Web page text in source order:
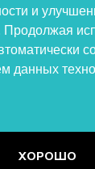
и
НТП
и
данных
ХОРОШО